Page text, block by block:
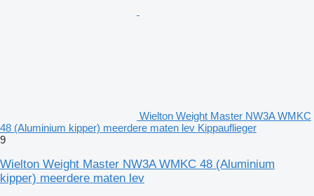
Wielton Weight Master NW3A WMKC
48 (Aluminium kipper) meerdere maten lev Kippauflieger
9
Wielton Weight Master NW3A WMKC 48 (Aluminium
kipper) meerdere maten lev